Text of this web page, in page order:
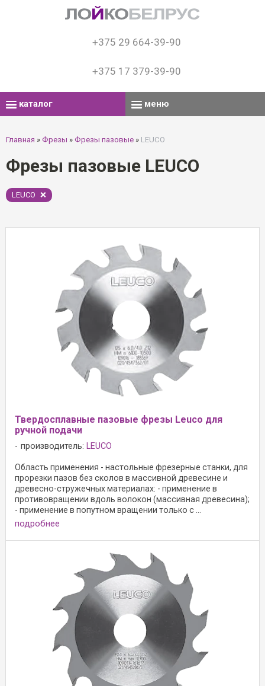
+375 29 664-39-90
+375 17 379-39-90
каталог меню
Главная » Фрезы » Фрезы пазовые » LEUCO
Фрезы пазовые LEUCO
LEUCO
Твердосплавные пазовые фрезы Leuco для
ручной подачи
производитель: LEUCO
Область применения - настольные фрезерные станки, для
прорезки пазов без сколов в массивной древесине и
древесно-стружечных материалах: - применение в
противовращении вдоль волокон (массивная древесина);
- применение в попутном вращении только с ...
подробнее